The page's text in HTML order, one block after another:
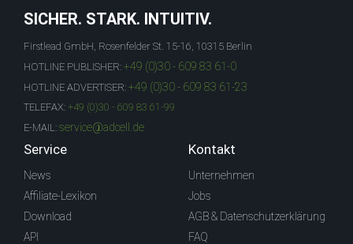
SICHER. STARK. INTUITIV.
Firstlead GmbH, Rosenfelder St. 15-16, 10315 Berlin
HOTLINE PUBLISHER: +49 (0)30 - 609 83 61-0
HOTLINE ADVERTISER: +49 (0)30 - 609 83 61-23
TELEFAX: +49 (0)30 - 609 83 61-99
E-MAIL: service@adcell.de
Service
News
Affiliate-Lexikon
Download
API
Kontakt
Unternehmen
Jobs
AGB & Datenschutzerklärung
FAQ